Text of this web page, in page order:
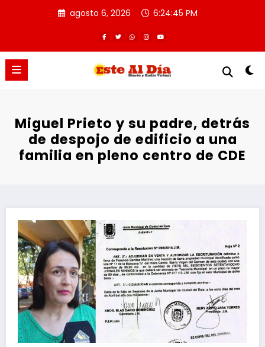
agosto 6, 2026 6:24:45 PM
Miguel Prieto y su padre, detrás
de despojo de edificio a una
familia en pleno centro de CDE